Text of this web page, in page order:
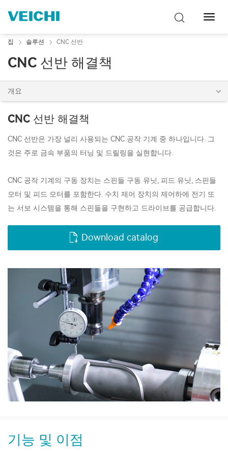
탐
집 솔루션 CNC 선반
CNC 선반 해결책
개요
CNC 선반 해결책
CNC 선반은 가장 널리 사용되는 CNC 공작 기계 중 하나입니다. 그
것은 주로 금속 부품의 터닝 및 드릴링을 실현합니다.
CNC 공작 기계의 구동 장치는 스핀들 구동 유닛, 피드 유닛, 스핀들
모터 및 피드 모터를 포함한다. 수치 제어 장치의 제어하에 전기 또
는 서보 시스템을 통해 스핀들을 구현하고 드라이브를 공급합니다.
Download catalog
기능 및 이점